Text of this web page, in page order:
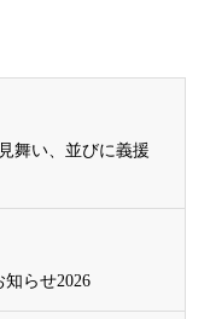
舞い、並びに義援
らせ2026